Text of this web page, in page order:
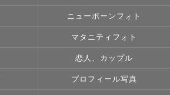
ニューボーンフォト
マタニティフォト
恋人、カップル
プロフィール写真